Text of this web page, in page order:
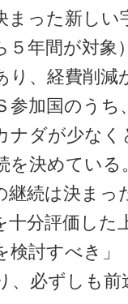
った新しい
５年間が対象
り、経費削減
参加国のうち
ナダが少なく
を決めている
継続は決まっ
十分評価した
検討すべき」
、必ずしも前